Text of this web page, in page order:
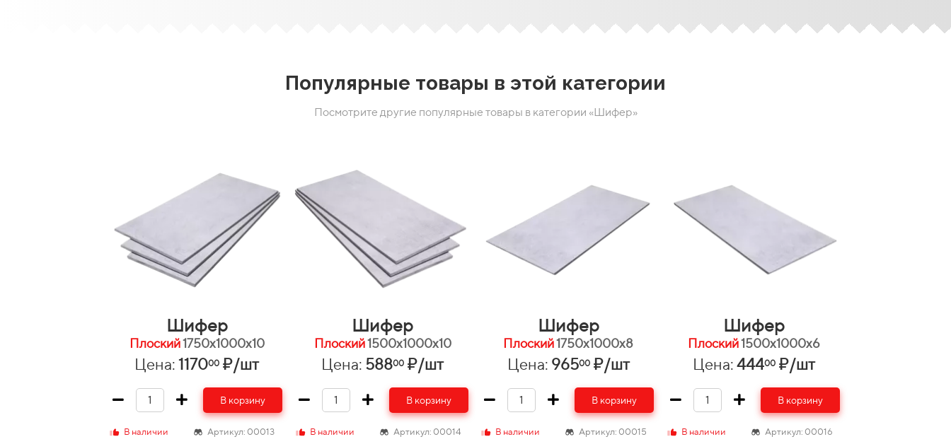
Популярные товары в этой категории
Посмотрите другие популярные товары в категории «Шифер»
Шифер
Плоский1750х1000х10
Цена:117000 ₽/шт
В корзину
В наличии Артикул: 00013
Шифер
Плоский1500х1000х10
Цена: 58800 ₽/шт
В корзину
В наличии Артикул: 00014
Шифер
Плоский1750х1000х8
Цена: 96500 ₽/шт
В корзину
В наличии Артикул: 00015
Шифер
Плоский1500х1000х6
Цена:44400 ₽/шт
В корзину
В наличии Артикул: 00016